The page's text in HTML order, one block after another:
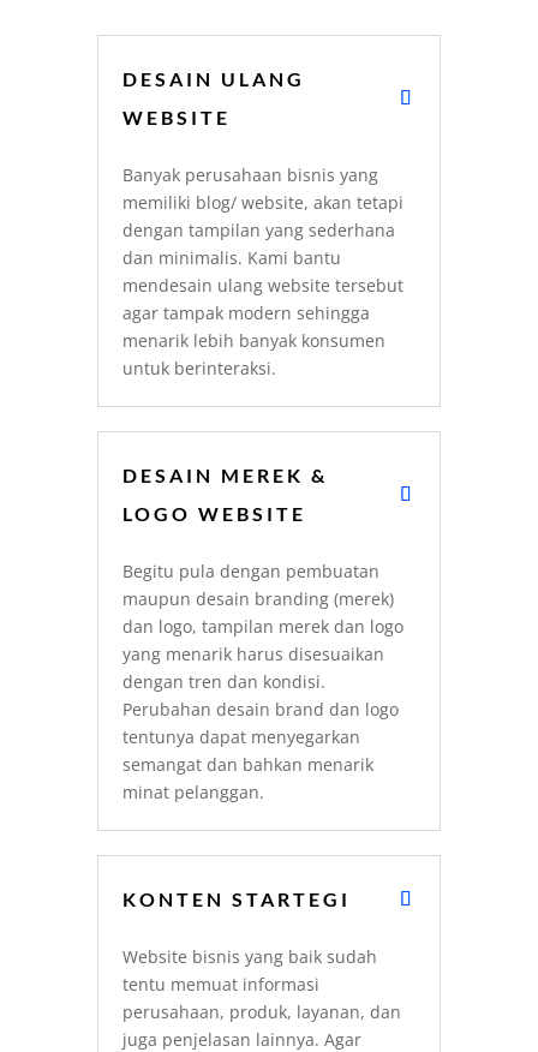
DESAIN ULANG
WEBSITE
Banyak perusahaan bisnis yang
memiliki blog/ website, akan tetapi
dengan tampilan yang sederhana
dan minimalis. Kami bantu
mendesain ulang website tersebut
agar tampak modern sehingga
menarik lebih banyak konsumen
untuk berinteraksi.
DESAIN MEREK &
LOGO WEBSITE
Begitu pula dengan pembuatan
maupun desain branding (merek)
dan logo, tampilan merek dan logo
yang menarik harus disesuaikan
dengan tren dan kondisi.
Perubahan desain brand dan logo
tentunya dapat menyegarkan
semangat dan bahkan menarik
minat pelanggan.
KONTEN STARTEGI
Website bisnis yang baik sudah
tentu memuat informasi
perusahaan, produk, layanan, dan
juga penjelasan lainnya. Agar